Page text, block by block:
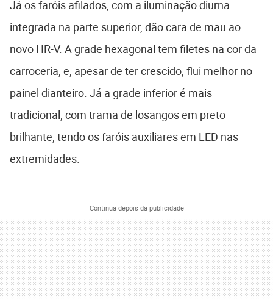
Já os faróis afilados, com a iluminação diurna
integrada na parte superior, dão cara de mau ao
novo HR-V. A grade hexagonal tem filetes na cor da
carroceria, e, apesar de ter crescido, flui melhor no
painel dianteiro. Já a grade inferior é mais
tradicional, com trama de losangos em preto
brilhante, tendo os faróis auxiliares em LED nas
extremidades.
Continua depois da publicidade